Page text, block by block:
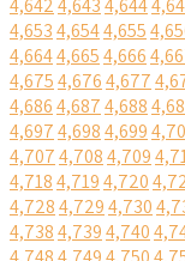
4,6424,6434,644
4,6534,6544,655
4,6644,6654,666
4,6754,6764,677
4,6864,6874,688
4,6974,6984,699
4,7074,7084,709
4,7184,7194,720
4,7284,7294,730
4,7384,7394,740